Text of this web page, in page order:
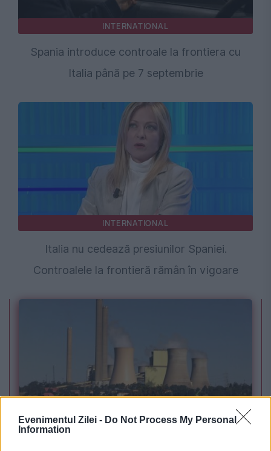
Evenimentul Zilei - Do Not Process My Personal
Information
INTERNATIONAL
Spania introduce controale la frontiera cu
Italia până pe 7 septembrie
INTERNATIONAL
Italia nu cedează presiunilor Spaniei.
Controalele la frontieră rămân în vigoare
POLITICA